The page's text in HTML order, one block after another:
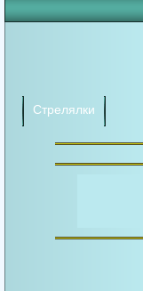
Стрелялки